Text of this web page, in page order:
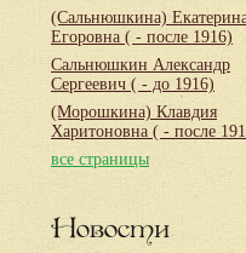
(Сальнюшкина)
Егоровна ( - после 1916)
Сальнюшкин Александр
Сергеевич ( - до 1916)
(Морошкина) Клавдия
Харитоновна ( - после
все страницы
Новости